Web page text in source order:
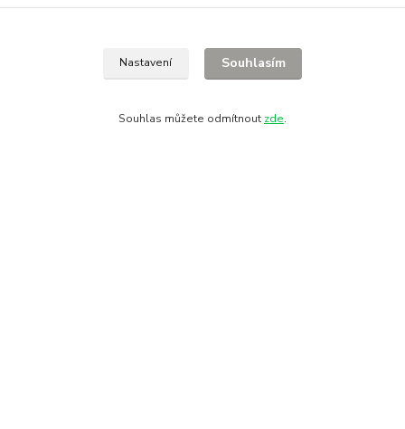
Nastavení Souhlasím
Souhlas můžete odmítnout zde.